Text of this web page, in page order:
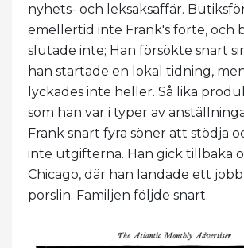
nyhets- och leksaksaffär.
emellertid inte Frank's forte, och
slutade inte; Han försökte snart
han startade en lokal tidning,
lyckades inte heller. Så lika
som han var i typer av
Frank snart fyra söner att stödja
inte utgifterna. Han gick tillbaka
Chicago, där han landade ett
porslin. Familjen följde snart.